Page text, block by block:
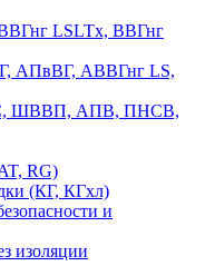
LSLTx, ВВГнг
АПвВГ, АВВГнг LS,
ШВВП, АПВ, ПНСВ,
RG)
(КГ, КГхл)
и
изоляции